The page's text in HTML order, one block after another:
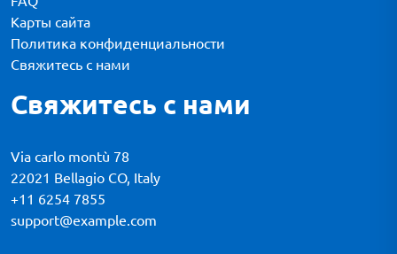
Карты сайта
Политика конфиденциальности
Свяжитесь с нами
Свяжитесь с нами
Via carlo montù 78
22021 Bellagio CO, Italy
+11 6254 7855
support@example.com